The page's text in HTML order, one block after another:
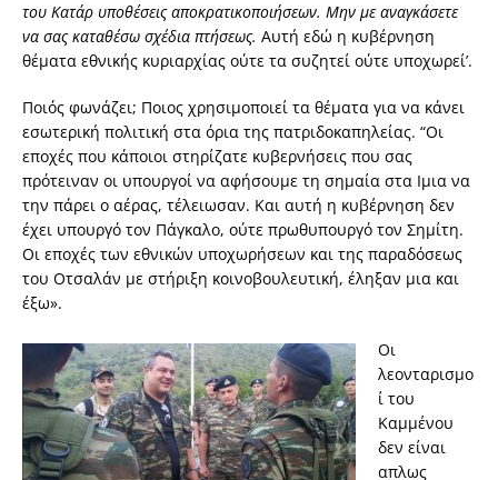
του Κατάρ υποθέσεις αποκρατικοποιήσεων. Μην με αναγκάσετε
να σας καταθέσω σχέδια πτήσεως. Αυτή εδώ η κυβέρνηση
θέματα εθνικής κυριαρχίας ούτε τα συζητεί ούτε υποχωρεί’.
Ποιός φωνάζει; Ποιoς χρησιμοποιεί τα θέματα για να κάνει
εσωτερική πολιτική στα όρια της πατριδοκαπηλείας. “Οι
εποχές που κάποιοι στηρίζατε κυβερνήσεις που σας
πρότειναν οι υπουργοί να αφήσουμε τη σημαία στα Ιμια να
την πάρει ο αέρας, τέλειωσαν. Και αυτή η κυβέρνηση δεν
έχει υπουργό τον Πάγκαλο, ούτε πρωθυπουργό τον Σημίτη.
Οι εποχές των εθνικών υποχωρήσεων και της παραδόσεως
του Οτσαλάν με στήριξη κοινοβουλευτική, έληξαν μια και
έξω».
Οι
λεονταρισμο
ί του
Καμμένου
δεν είναι
απλως